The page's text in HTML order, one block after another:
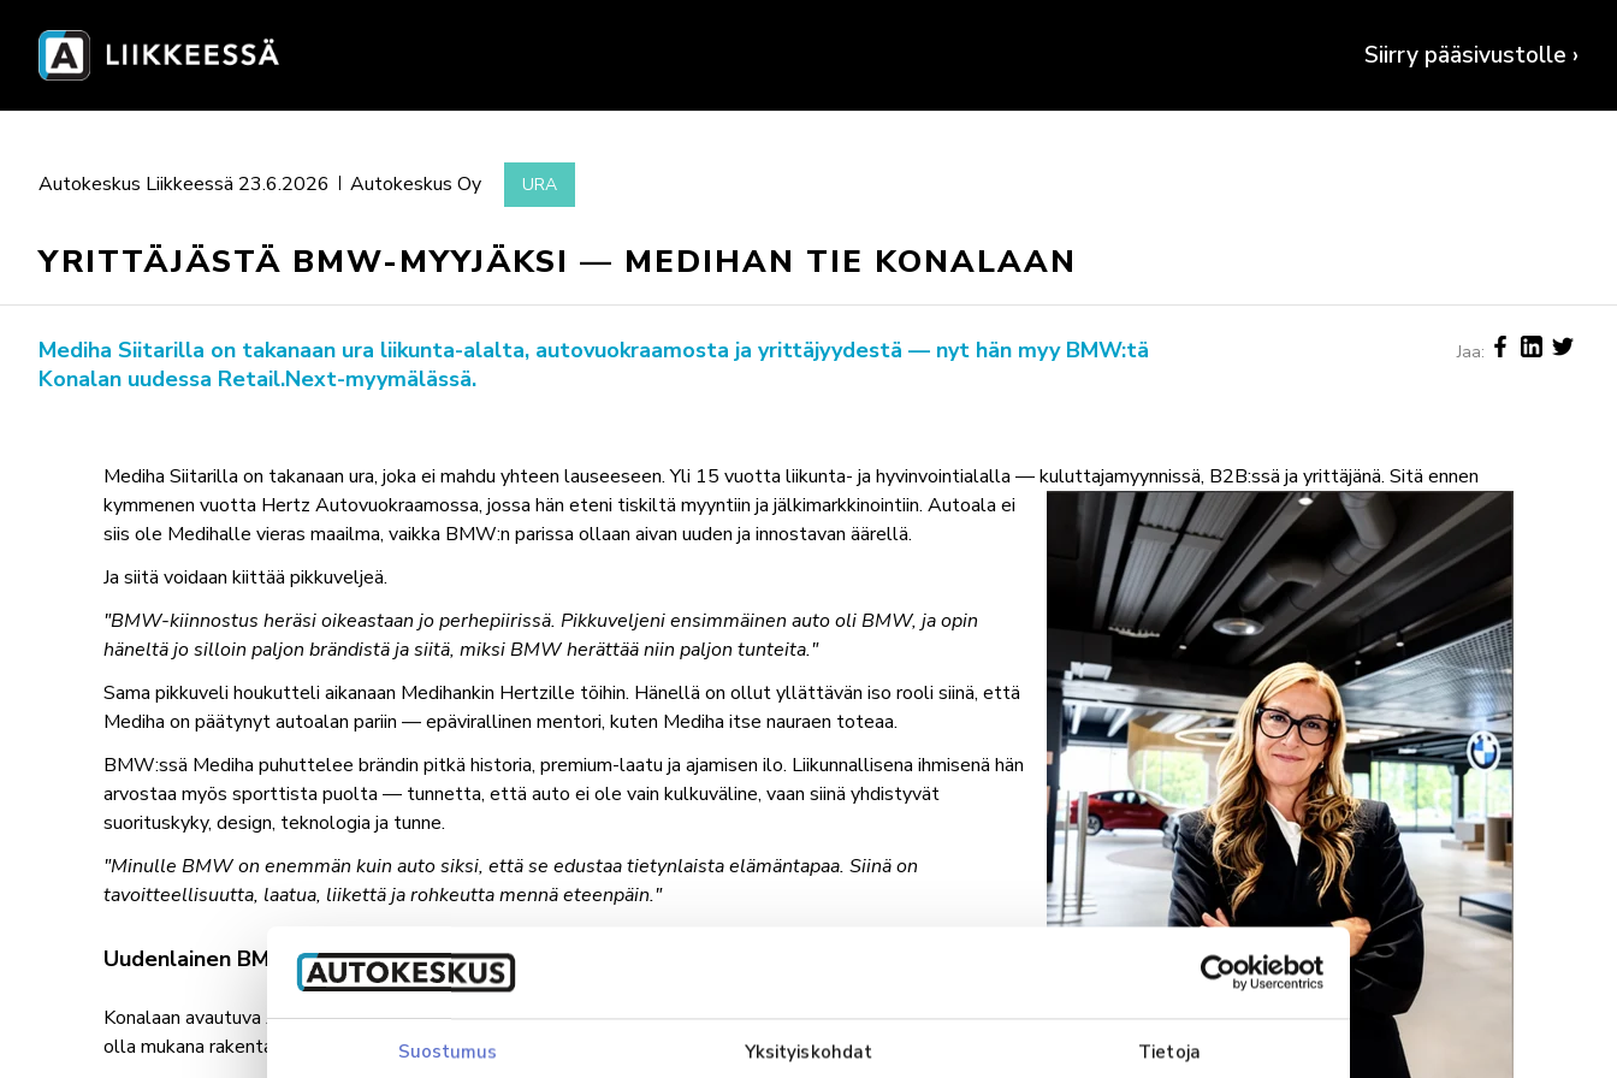
Suostumus Yksityiskohdat Tietoja
Siirry pääsivustolle ›
Autokeskus Liikkeessä 23.6.2026 Autokeskus Oy URA
YRITTÄJÄSTÄ BMW-MYYJÄKSI — MEDIHAN TIE KONALAAN
Mediha Siitarilla on takanaan ura liikunta-alalta, autovuokraamosta ja yrittäjyydestä — nyt hän myy BMW:tä
Konalan uudessa Retail.Next-myymälässä.
Jaa:
Mediha Siitarilla on takanaan ura, joka ei mahdu yhteen lauseeseen. Yli 15 vuotta liikunta- ja hyvinvointialalla — kuluttajamyynnissä, B2B:ssä jayrittäjänä. Sitä ennen
kymmenen vuotta Hertz Autovuokraamossa, jossa hän eteni tiskiltä myyntiin ja jälkimarkkinointiin. Autoala ei
siis ole Medihalle vieras maailma, vaikka BMW:n parissa ollaan aivan uuden ja innostavan äärellä.
Ja siitä voidaan kiittää pikkuveljeä.
"BMW-kiinnostus heräsi oikeastaan jo perhepiirissä. Pikkuveljeni ensimmäinen auto oli BMW, ja opin
häneltä jo silloin paljon brändistä ja siitä, miksi BMW herättää niin paljon tunteita."
Sama pikkuveli houkutteli aikanaan Medihankin Hertzille töihin. Hänellä on ollut yllättävän iso rooli siinä, että
Mediha on päätynyt autoalan pariin — epävirallinen mentori, kuten Mediha itse nauraen toteaa.
BMW:ssä Mediha puhuttelee brändin pitkä historia, premium-laatu ja ajamisen ilo. Liikunnallisena ihmisenä hän
arvostaa myös sporttista puolta — tunnetta, että auto ei ole vain kulkuväline, vaan siinä yhdistyvät
suorituskyky, design, teknologia ja tunne.
"Minulle BMW on enemmän kuin auto siksi, että se edustaa tietynlaista elämäntapaa. Siinä on
tavoitteellisuutta, laatua, liikettä ja rohkeutta mennä eteenpäin."
Uudenlainen BMW-talo Konalassa
Konalaan avautuva Autokeskus BMW Helsinki on Medihalle enemmän kuin uusi työpaikka. Se on mahdollisuus
olla mukana rakentamassa jotain, mitä ei ole ennen ollut.